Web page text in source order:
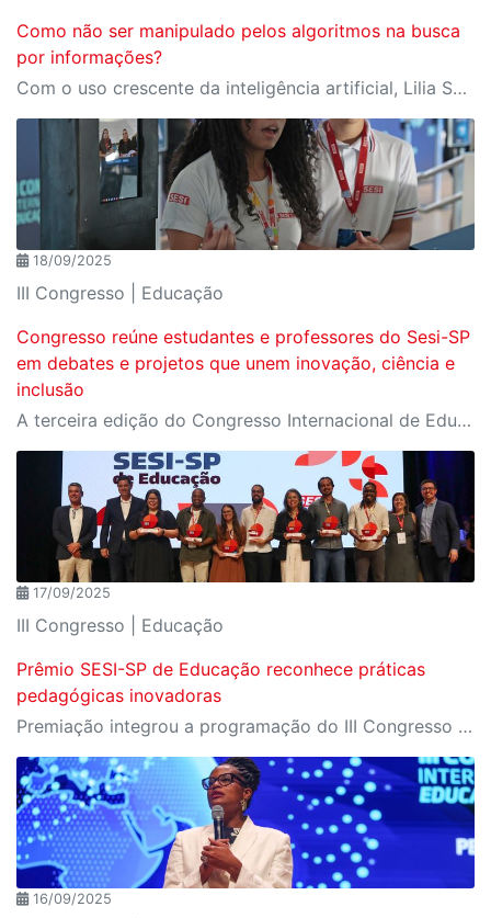
Como não ser manipulado pelos algoritmos na busca
por informações?
Com o uso crescente da inteligência artificial, Lilia Schwarcz e Atila Iamarino falam da importância do professor e da pesquisa em fontes confiáveis para alcançar o verdadeiro conhecimento
18/09/2025
III Congresso | Educação
Congresso reúne estudantes e professores do Sesi-SP
em debates e projetos que unem inovação, ciência e
inclusão
A terceira edição do Congresso Internacional de Educação, apresentou o Fórum das Juventudes, o Makerthon e a Jornada STEAM, iniciativas que reforçam o protagonismo estudantil e a transformação da escola em espaço de pertencimento, tecnologia e impacto social
17/09/2025
III Congresso | Educação
Prêmio SESI-SP de Educação reconhece práticas
pedagógicas inovadoras
Premiação integrou a programação do III Congresso Internacional de Educação SESI-SP e encerrou as atividades do primeiro dia
16/09/2025